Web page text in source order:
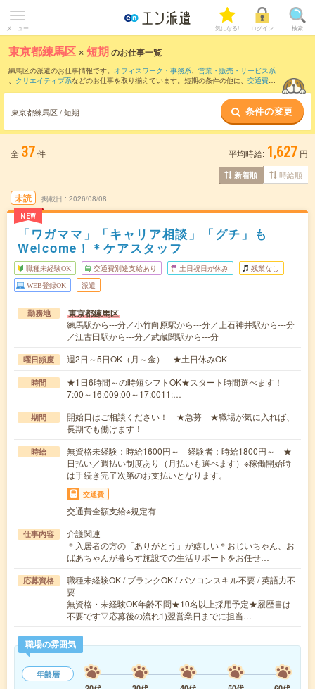
メニュー 気になる! ログイン 検索
東京都練馬区 ×短期のお仕事一覧
練馬区の派遣のお仕事情報です。 オフィスワーク・事務系、 営業・販売・サービス系
、 クリエイティブ系などのお仕事を取り揃えています。短期の条件の他に、 交通費別
東京都練馬区 / 短期 条件の変更
全 37件 平均時給: 1,627 円
新着順 時給順
未読
NEW
掲載日 2026/08/08
「ワガママ」「キャリア相談」「グチ」も
Welcome！＊ケアスタッフ
職種未経験OK 交通費別途支給あり 土日祝日が休み 残業なし
WEB登録OK 派遣
勤務地 東京都練馬区
練馬駅から---分／小竹向原駅から---分／上石神井駅から---分
／江古田駅から---分／武蔵関駅から---分
曜日頻度 週2日～5日OK（月～金） ★土日休みOK
時間
★1日6時間～の時短シフトOK★スタート時間選べます！
7:00～16:009:00～17:0011:…
期間
開始日はご相談ください！ ★急募 ★職場が気に入れば、
長期でも働けます！
時給
無資格未経験：時給1600円～ 経験者：時給1800円～ ★
日払い／週払い制度あり（月払いも選べます）※稼働開始時
は手続き完了次第のお支払いとなります。
交通費
交通費全額支給※規定有
仕事内容
介護関連
＊入居者の方の「ありがとう」が嬉しい＊おじいちゃん、お
ばあちゃんが暮らす施設での生活サポートをお任せ…
応募資格
職種未経験OK / ブランクOK / パソコンスキル不要 / 英語力不
要
無資格・未経験OK年齢不問★10名以上採用予定★履歴書は
不要です▽応募後の流れ1)翌営業日までに担当…
職場の雰囲気
年齢層